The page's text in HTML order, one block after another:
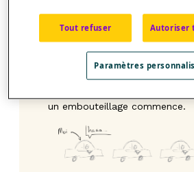
Non, je n’embarque pas là-
un embouteillage commence.
Tout refuser Autoriser
Paramètres